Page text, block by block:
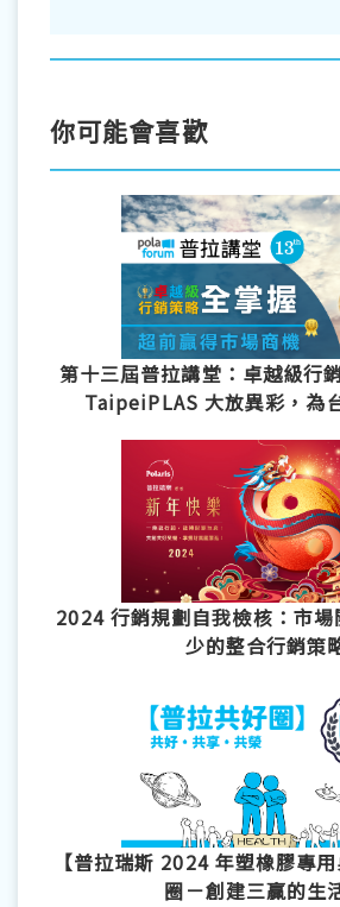
你可能會喜歡
第十三屆普拉講堂：卓越級行
TaipeiPLAS 大放異彩，為
2024 行銷規劃自我檢核：市
少的整合行銷策
【普拉瑞斯 2024 年塑橡膠專
圈－創建三贏的生